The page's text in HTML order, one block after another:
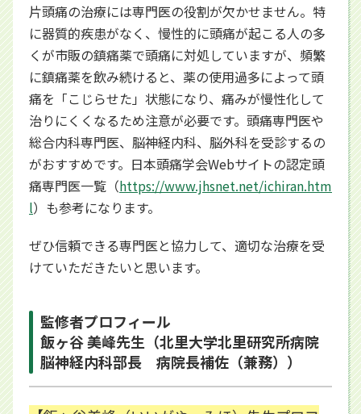
片頭痛の治療には専門医の役割が欠かせません。特
に器質的疾患がなく、慢性的に頭痛が起こる人の多
くが市販の鎮痛薬で頭痛に対処していますが、頻繁
に鎮痛薬を飲み続けると、薬の使用過多によって頭
痛を「こじらせた」状態になり、痛みが慢性化して
治りにくくなるため注意が必要です。頭痛専門医や
総合内科専門医、脳神経内科、脳外科を受診するの
がおすすめです。日本頭痛学会Webサイトの認定頭
痛専門医一覧（https://www.jhsnet.net/ichiran.htm
l別ウィンドウで開きます
）も参考になります。
ぜひ信頼できる専門医と協力して、適切な治療を受
けていただきたいと思います。
監修者プロフィール
飯ヶ谷 美峰先生（北里大学北里研究所病院
脳神経内科部長 病院長補佐（兼務））